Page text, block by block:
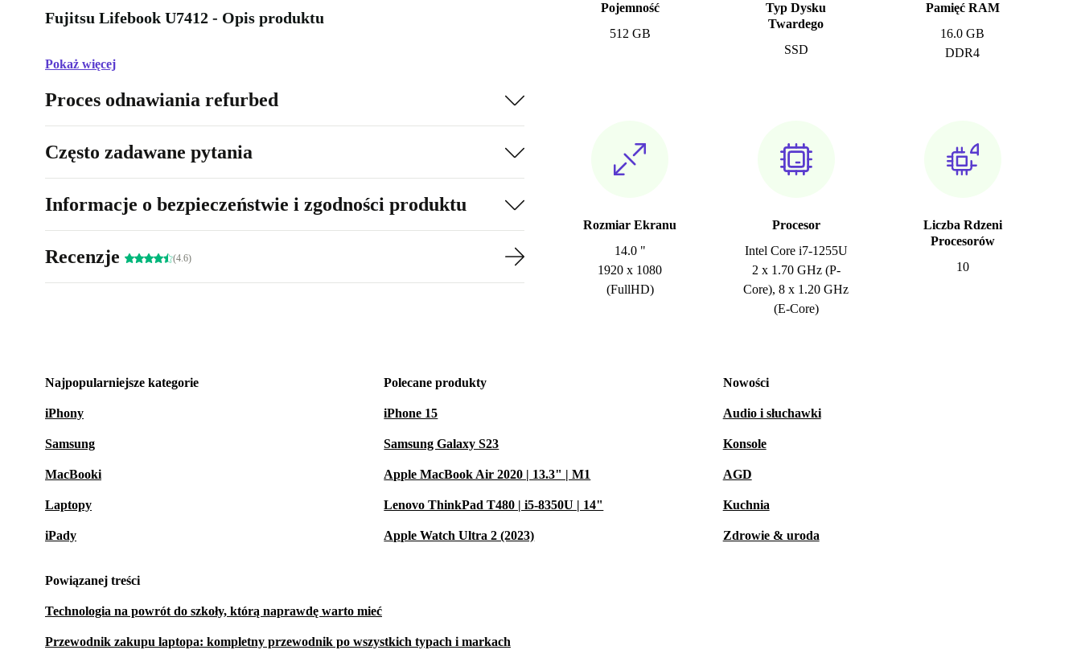
Pojemność
512 GB
Typ Dysku
Twardego
SSD
Pamięć RAM
16.0 GB
DDR4
Rozmiar Ekranu
14.0 "
1920 x 1080
(FullHD)
Procesor
Intel Core i7-1255U
2 x 1.70 GHz (P-
Core), 8 x 1.20 GHz
(E-Core)
Liczba Rdzeni
Procesorów
10
Fujitsu Lifebook U7412 - Opis produktu
Pokaż więcej
Proces odnawiania refurbed
Często zadawane pytania
Informacje o bezpieczeństwie i zgodności produktu
Recenzje (4.6)
Najpopularniejsze kategorie
iPhony
Samsung
MacBooki
Laptopy
iPady
Polecane produkty
iPhone 15
Samsung Galaxy S23
Apple MacBook Air 2020 | 13.3" | M1
Lenovo ThinkPad T480 | i5-8350U | 14"
Apple Watch Ultra 2 (2023)
Nowości
Audio i słuchawki
Konsole
AGD
Kuchnia
Zdrowie & uroda
Powiązanej treści
Technologia na powrót do szkoły, którą naprawdę warto mieć
Przewodnik zakupu laptopa: kompletny przewodnik po wszystkich typach i markach